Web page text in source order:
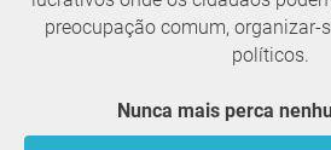
preocupação comum, organizar-
políticos.
Nunca mais perca